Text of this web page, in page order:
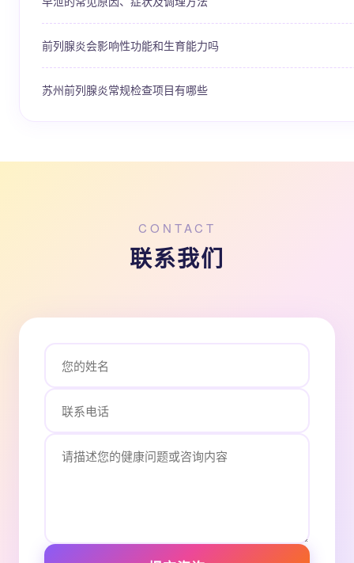
前列腺炎会影响性功能和生育能力吗
苏州前列腺炎常规检查项目有哪些
CONTACT
联系我们